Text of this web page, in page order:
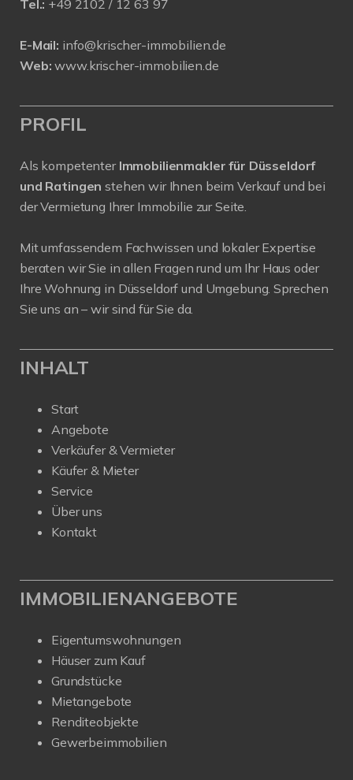
Tel.: +49 2102 / 12 63 97
E-Mail: info@krischer-immobilien.de
Web: www.krischer-immobilien.de
PROFIL
Als kompetenter Immobilienmakler für Düsseldorf
und Ratingen stehen wir Ihnen beim Verkauf und bei
der Vermietung Ihrer Immobilie zur Seite.
Mit umfassendem Fachwissen und lokaler Expertise
beraten wir Sie in allen Fragen rund um Ihr Haus oder
Ihre Wohnung in Düsseldorf und Umgebung. Sprechen
Sie uns an – wir sind für Sie da.
INHALT
Start
Angebote
Verkäufer & Vermieter
Käufer & Mieter
Service
Über uns
Kontakt
IMMOBILIENANGEBOTE
Eigentumswohnungen
Häuser zum Kauf
Grundstücke
Mietangebote
Renditeobjekte
Gewerbeimmobilien